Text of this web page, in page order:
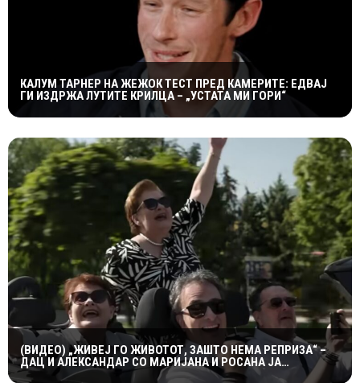
КАЛУМ ТАРНЕР НА ЖЕЖОК ТЕСТ ПРЕД КАМЕРИТЕ: ЕДВАЈ
ГИ ИЗДРЖА ЛУТИТЕ КРИЛЦА – „УСТАТА МИ ГОРИ“
(ВИДЕО) „ЖИВЕЈ ГО ЖИВОТОТ, ЗАШТО НЕМА РЕПРИЗА“ –
ДАЦ И АЛЕКСАНДАР СО МАРИЈАНА И РОСАНА ЈА
ПРЕТСТАВИЈА „ЗАСЕКОГАШ МЛАДИ“